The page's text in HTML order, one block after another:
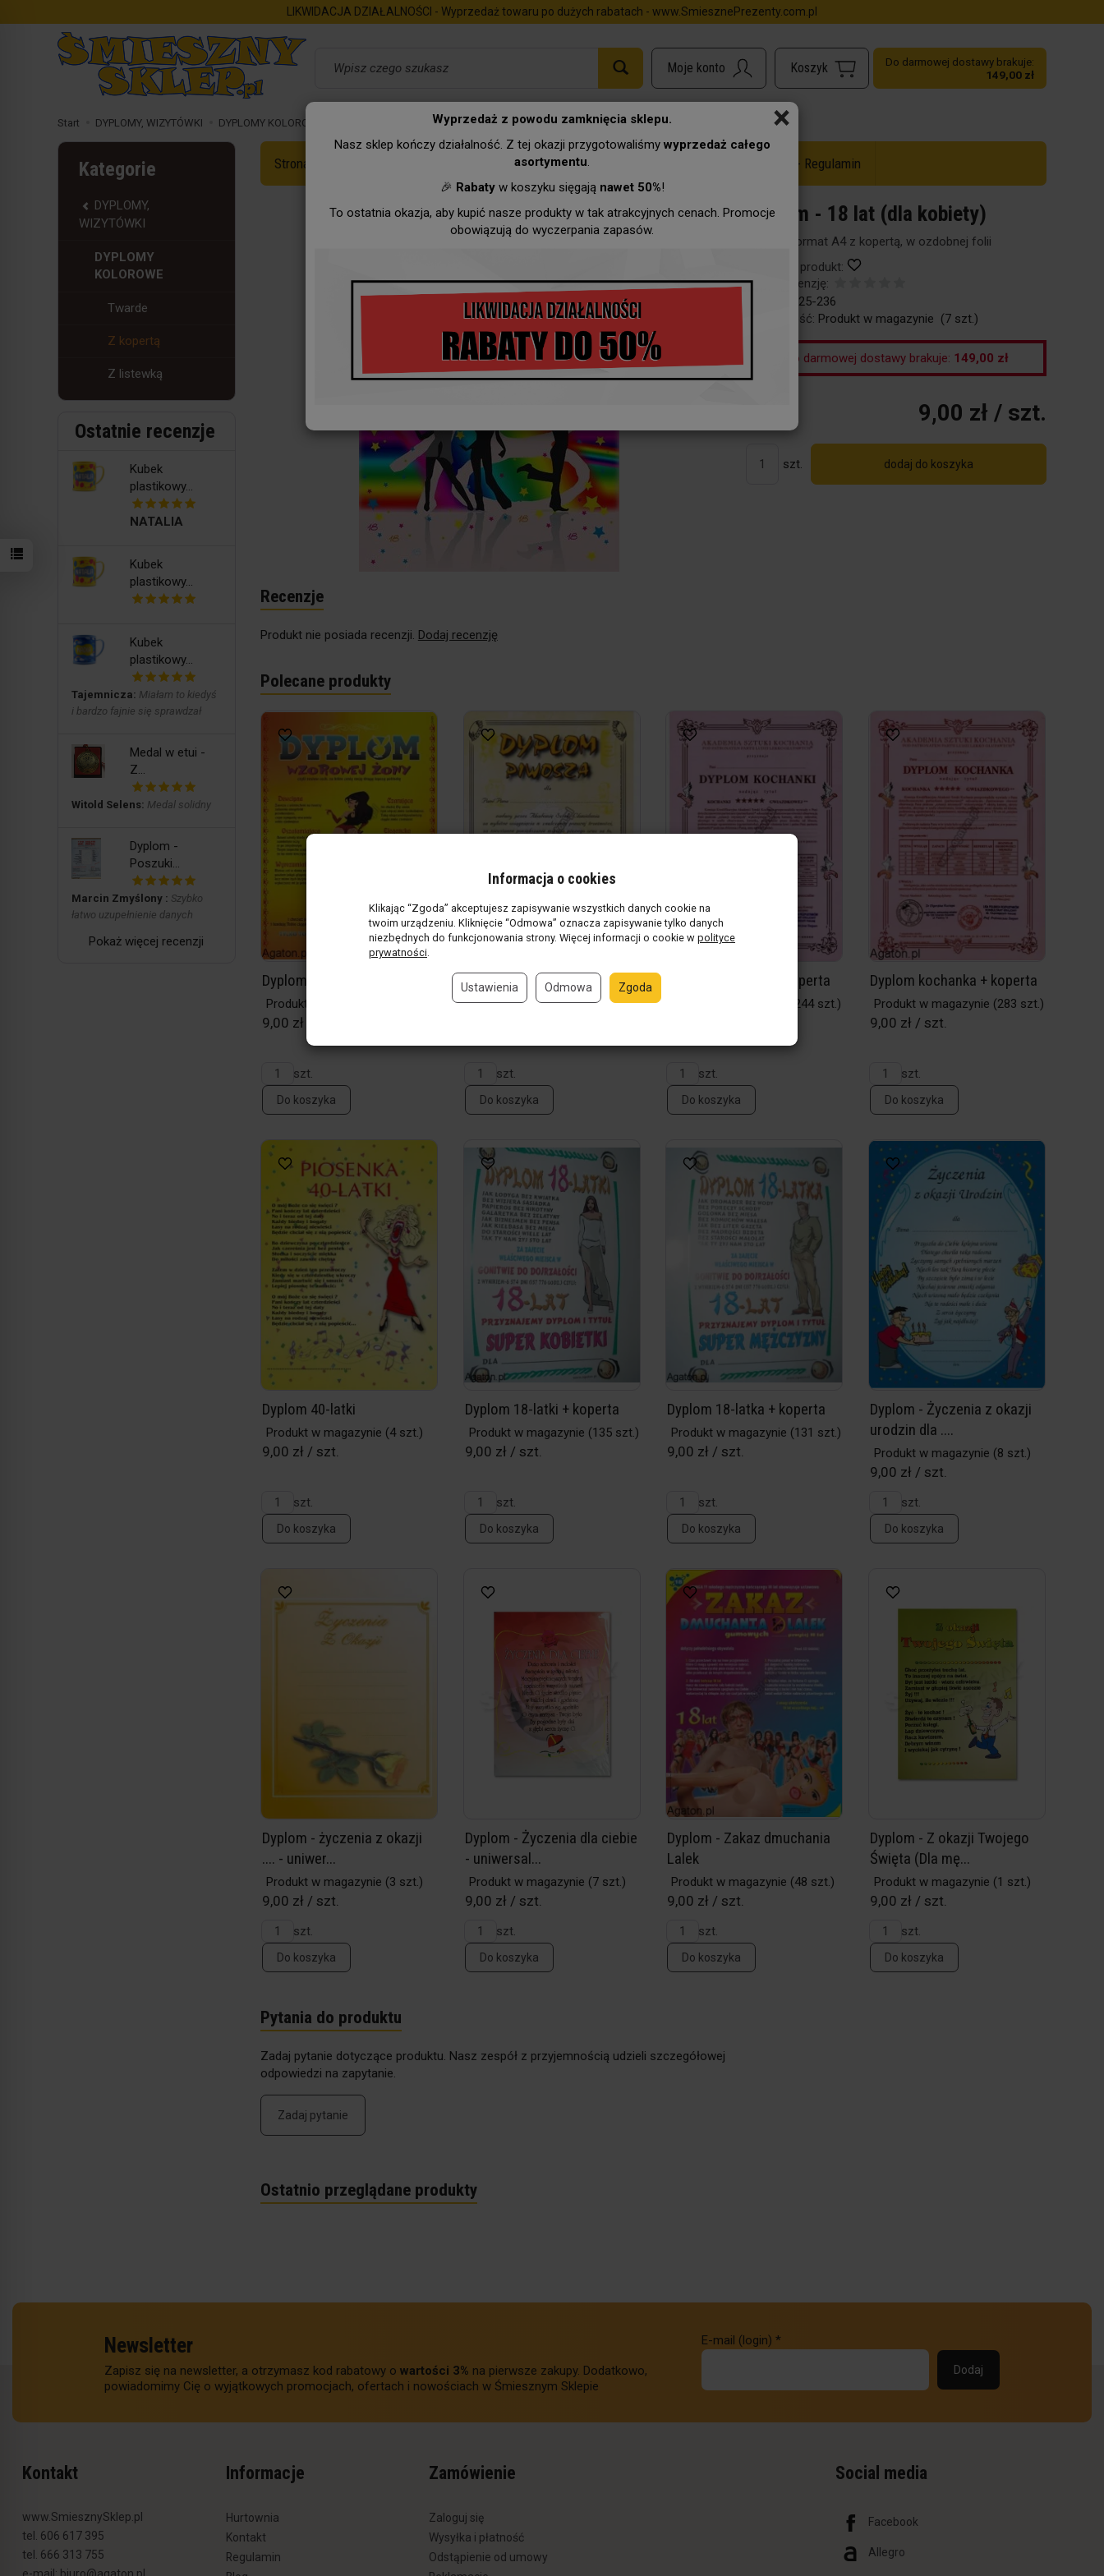
×
Wyprzedaż z powodu zamknięcia sklepu.
Nasz sklep kończy działalność. Z tej okazji przygotowaliśmy wyprzedaż całego
asortymentu.
🎉 Rabatyw koszyku sięgają nawet 50%!
To ostatnia okazja, aby kupić nasze produkty w tak atrakcyjnych cenach. Promocje
obowiązują do wyczerpania zapasów.
LIKWIDACJA DZIAŁALNOŚCI - Wyprzedaż towaru po dużych rabatach - www.SmiesznePrezenty.com.pl
Do darmowej dostawy brakuje:
149,00 zł
Start DYPLOMY, WIZYTÓWKI DYPLOMY KOLOROWE Dyplom - 18 lat (dla kobiety)
Strona Główna Zawody Wyprzedaż do -50% - Regulamin
Dyplom - 18 lat (dla kobiety)
Dyplom format A4 z kopertą, w ozdobnej folii
Obserwuj produkt:
Dodaj recenzję:
96-125-236
Dostępność: Produkt w magazynie (7 szt.)
Do darmowej dostawy brakuje: 149,00 zł
9,00 zł / szt.
szt. dodaj do koszyka
Recenzje
Produkt nie posiada recenzji. Dodaj recenzję
Polecane produkty
Dyplom wzorowej Żony
Produkt w magazynie
9,00 zł / szt.
szt.
Do koszyka
Dyplom piwosza + koperta
Produkt w magazynie(192 szt.)
szt.
Do koszyka
Dyplom kochanki + koperta
(244 szt.)
szt.
Do koszyka
Dyplom kochanka + koperta
Produkt w magazynie (283 szt.)
9,00 zł / szt.
szt.
Do koszyka
Dyplom 40-latki
Produkt w magazynie (4 szt.)
9,00 zł / szt.
szt.
Do koszyka
Dyplom 18-latki + koperta
Produkt w magazynie (135 szt.)
9,00 zł / szt.
szt.
Do koszyka
Dyplom 18-latka + koperta
Produkt w magazynie (131 szt.)
9,00 zł / szt.
szt.
Do koszyka
Dyplom - Życzenia z okazji
urodzin dla ....
Produkt w magazynie (8 szt.)
9,00 zł / szt.
szt.
Do koszyka
Dyplom - życzenia z okazji
.... - uniwer...
Produkt w magazynie (3 szt.)
9,00 zł / szt.
szt.
Do koszyka
Dyplom - Życzenia dla ciebie
- uniwersal...
Produkt w magazynie (7 szt.)
9,00 zł / szt.
szt.
Do koszyka
Dyplom - Zakaz dmuchania
Lalek
Produkt w magazynie (48 szt.)
9,00 zł / szt.
szt.
Do koszyka
Dyplom - Z okazji Twojego
Święta (Dla mę...
Produkt w magazynie (1 szt.)
9,00 zł / szt.
szt.
Do koszyka
Pytania do produktu
Zadaj pytanie dotyczące produktu. Nasz zespół z przyjemnością udzieli szczegółowej
odpowiedzi na zapytanie.
Zadaj pytanie
Ostatnio przeglądane produkty
Kategorie
DYPLOMY,
WIZYTÓWKI
DYPLOMY
KOLOROWE
Twarde
Z kopertą
Z listewką
Ostatnie recenzje
Kubek
plastikowy...
NATALIA
Kubek
plastikowy...
Kubek
plastikowy...
Tajemnicza: Miałam to kiedyś
i bardzo fajnie się sprawdzał
Medal w etui -
Z...
Witold Selens: Medal solidny
Dyplom -
Poszuki...
Marcin Zmyślony : Szybko
łatwo uzupełnienie danych
Pokaż więcej recenzji
Newsletter
Zapisz się na newsletter, a otrzymasz kod rabatowy o wartości 3% na pierwsze zakupy. Dodatkowo,
powiadomimy Cię o wyjątkowych promocjach, ofertach i nowościach w Śmiesznym Sklepie
E-mail (login) *
Kontakt
www.SmiesznySklep.pl
tel. 606 617 395
tel. 666 313 755
Informacje
Hurtownia
Kontakt
Regulamin
Zamówienie
Zaloguj się
Wysyłka i płatność
Odstąpienie od umowy
Social media
Facebook
Allegro
Informacja o cookies
Klikając “Zgoda” akceptujesz zapisywanie wszystkich danych cookie na
twoim urządzeniu. Kliknięcie “Odmowa” oznacza zapisywanie tylko danych
niezbędnych do funkcjonowania strony. Więcej informacji o cookie w polityce
prywatności.
Ustawienia Odmowa Zgoda